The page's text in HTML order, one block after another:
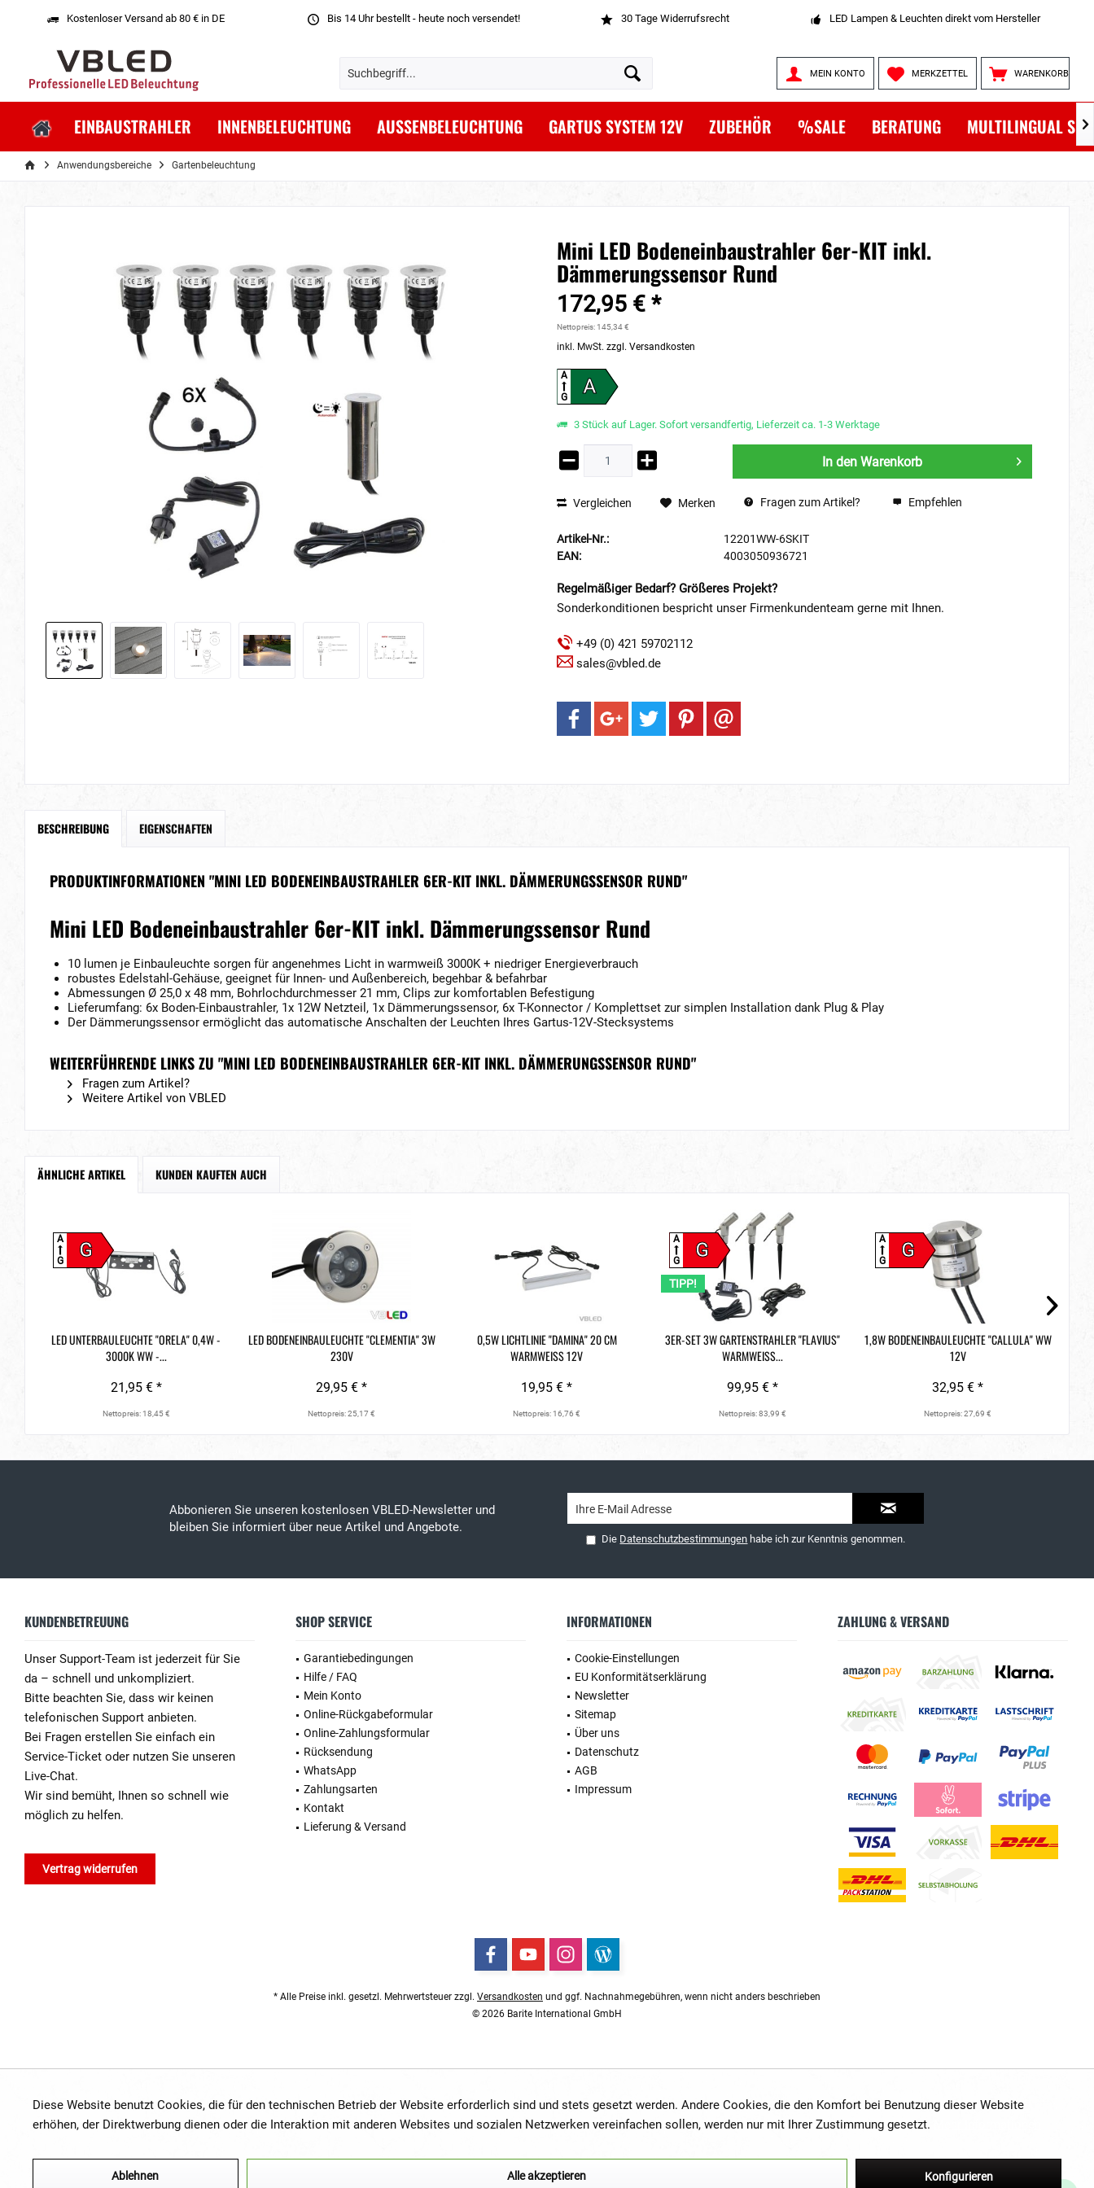
Kostenloser Versand ab 80 € in DE Bis 14 Uhr bestellt - heute noch versendet! 30 Tage Widerrufsrecht LED Lampen & Leuchten direkt vom Hersteller
WARENKORB
MERKZETTEL
MEIN KONTO
EINBAUSTRAHLER INNENBELEUCHTUNG AUSSENBELEUCHTUNG GARTUS SYSTEM 12V ZUBEHÖR %SALE BERATUNG MULTILINGUAL 
Anwendungsbereiche Gartenbeleuchtung
Mini LED Bodeneinbaustrahler 6er-KIT inkl.
Dämmerungssensor Rund
172,95 € *
Nettopreis: 145,34 €
inkl. MwSt.zzgl. Versandkosten
A
A
G
3 Stück auf Lager. Sofort versandfertig, Lieferzeit ca. 1-3 Werktage
In den Warenkorb
Vergleichen Merken Fragen zum Artikel? Empfehlen
Artikel-Nr.:
12201WW-6SKIT
EAN:
4003050936721
Regelmäßiger Bedarf? Größeres Projekt?
Sonderkonditionen bespricht unser Firmenkundenteam gerne mit Ihnen.
+49 (0) 421 59702112
sales@vbled.de
BESCHREIBUNG EIGENSCHAFTEN
PRODUKTINFORMATIONEN "MINI LED BODENEINBAUSTRAHLER 6ER-KIT INKL. DÄMMERUNGSSENSOR RUND"
Mini LED Bodeneinbaustrahler 6er-KIT inkl. Dämmerungssensor Rund
10 lumen je Einbauleuchte sorgen für angenehmes Licht in warmweiß 3000K + niedriger Energieverbrauch
robustes Edelstahl-Gehäuse, geeignet für Innen- und Außenbereich, begehbar & befahrbar
Abmessungen Ø 25,0 x 48 mm, Bohrlochdurchmesser 21 mm, Clips zur komfortablen Befestigung
Lieferumfang: 6x Boden-Einbaustrahler, 1x 12W Netzteil, 1x Dämmerungssensor, 6x T-Konnector / Komplettset zur simplen Installation dank Plug & Play
Der Dämmerungssensor ermöglicht das automatische Anschalten der Leuchten Ihres Gartus-12V-Stecksystems
WEITERFÜHRENDE LINKS ZU "MINI LED BODENEINBAUSTRAHLER 6ER-KIT INKL. DÄMMERUNGSSENSOR RUND"
Fragen zum Artikel?
Weitere Artikel von VBLED
ÄHNLICHE ARTIKEL KUNDEN KAUFTEN AUCH
G
A
G
LED UNTERBAULEUCHTE "ORELA" 0,4W -
3000K WW -...
21,95 € *
Nettopreis: 18,45 €
LED BODENEINBAULEUCHTE "CLEMENTIA" 3W
230V
29,95 € *
Nettopreis: 25,17 €
0,5W LICHTLINIE "DAMINA" 20 CM
WARMWEISS 12V
19,95 € *
Nettopreis: 16,76 €
G
A
G
TIPP!
3ER-SET 3W GARTENSTRAHLER "FLAVIUS"
WARMWEISS...
99,95 € *
Nettopreis: 83,99 €
G
A
G
1,8W BODENEINBAULEUCHTE "CALLULA" WW
12V
32,95 € *
Nettopreis: 27,69 €
Abbonieren Sie unseren kostenlosen VBLED-Newsletter und
bleiben Sie informiert über neue Artikel und Angebote.
Die Datenschutzbestimmungen habe ich zur Kenntnis genommen.
KUNDENBETREUUNG
Unser Support-Team ist jederzeit für Sie
da – schnell und unkompliziert.
Bitte beachten Sie, dass wir keinen
telefonischen Support anbieten.
Bei Fragen erstellen Sie einfach ein
Service-Ticket oder nutzen Sie unseren
Live-Chat.
Wir sind bemüht, Ihnen so schnell wie
möglich zu helfen.
Vertrag widerrufen
SHOP SERVICE
Garantiebedingungen
Hilfe / FAQ
Mein Konto
Online-Rückgabeformular
Online-Zahlungsformular
Rücksendung
WhatsApp
Zahlungsarten
Kontakt
Lieferung & Versand
INFORMATIONEN
Cookie-Einstellungen
EU Konformitätserklärung
Newsletter
Sitemap
Über uns
Datenschutz
AGB
Impressum
ZAHLUNG & VERSAND
* Alle Preise inkl. gesetzl. Mehrwertsteuer zzgl. Versandkosten und ggf. Nachnahmegebühren, wenn nicht anders beschrieben
© 2026 Barite International GmbH
Diese Website benutzt Cookies, die für den technischen Betrieb der Website erforderlich sind und stets gesetzt werden. Andere Cookies, die den Komfort bei Benutzung dieser Website
erhöhen, der Direktwerbung dienen oder die Interaktion mit anderen Websites und sozialen Netzwerken vereinfachen sollen, werden nur mit Ihrer Zustimmung gesetzt.
Ablehnen Alle akzeptieren Konfigurieren